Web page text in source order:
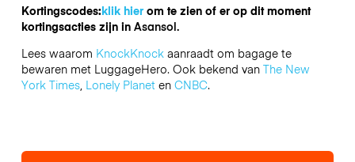
Kortingscodes:klik hierom te zien of er op dit moment
kortingsacties zijn in Asansol.
Lees waarom KnockKnockaanraadt om bagage te
bewaren met LuggageHero. Ook bekend van The New
York Times, Lonely Planeten CNBC.